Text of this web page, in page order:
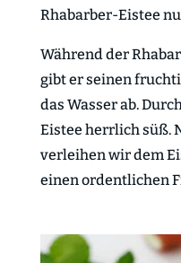
Rhabarber-Eistee
Während der
gibt er seinen
das Wasser ab.
Eistee herrlich süß.
verleihen wir dem
einen ordentlichen